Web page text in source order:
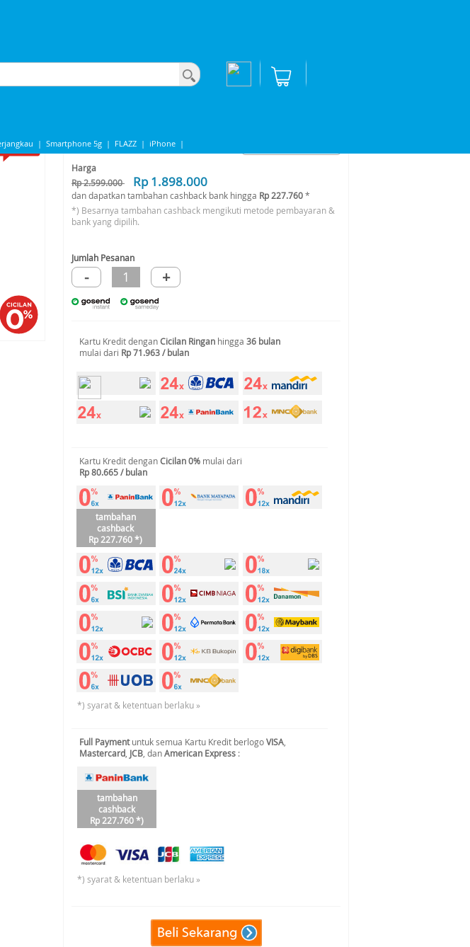
| Smartphone 5g | FLAZZ | iPhone |
Samsung Note
-36%* Share to
Harga
Rp 2.599.000
Rp 1.898.000
dan dapatkan tambahan cashback bank hingga Rp 227.760*
*) Besarnya tambahan cashback mengikuti metode pembayaran &
bank yang dipilih.
Jumlah Pesanan
- 1 +
Kartu Kredit denganCicilan Ringan hingga 36 bulan
mulai dari Rp 71.963 / bulan
Kartu Kredit denganCicilan 0% mulai dari
Rp 80.665 / bulan
tambahan
cashback
Rp 227.760 *)
*) syarat & ketentuan berlaku »
Full Paymentuntuk semua Kartu Kredit berlogoVISA
Mastercard JCB , danAmerican Express :
tambahan
cashback
Rp 227.760 *)
*) syarat & ketentuan berlaku »